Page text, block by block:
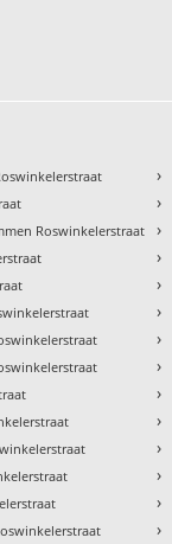
Roswinkelerstraat
›
›
›
›
›
›
›
›
›
›
›
›
›
›